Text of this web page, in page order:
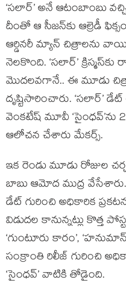
‘సలార్’ అనే ఆటంబాంబు
దీంతో ఆ సీజన్‌కు ఆల్రెడీ
ఆర్డినరీ మ్యాన్ చిత్రాలను
నెలకొంది. ‘సలార్’
మొదలవగానే.. ఈ మూడు
దృష్టిసారించారు. ‘సలార్’
వెంకటేష్ మూవీ ‘సైంధవ్’ను
ఆలోచన చేశారు మేకర్స్.
ఇక రెండు మూడు రోజుల
బాబు ఆమోద ముద్ర
డేట్ గురించి అధికారిక
విడుదల కానున్నట్లు కొత్త
‘గుంటూరు కారం’,
సంక్రాంతి రిలీజ్ గురించి
‘సైంధవ్’ వాటికి తోడైంది.